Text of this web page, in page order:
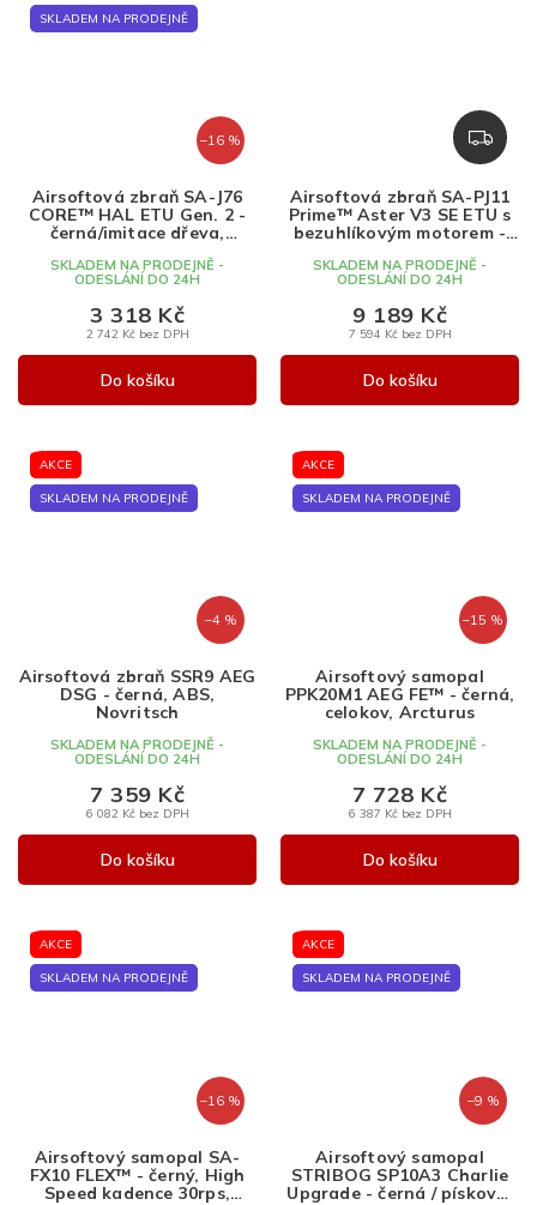
SKLADEM NA PRODEJNĚ
–16 %
Airsoftová zbraň SA-J76
CORE™ HAL ETU Gen. 2 -
černá/imitace dřeva,
SKLADEM NA PRODEJNĚ -
ODESLÁNÍ DO 24H
2 742 Kč bez DPH
3 318 Kč
Do košíku
Z
D
R
M
Airsoftová zbraň SA-PJ11
Prime™ Aster V3 SE ETU s
bezuhlíkovým motorem -
PJ11
SKLADEM NA PRODEJNĚ -
ODESLÁNÍ DO 24H
7 594 Kč bez DPH
9 189 Kč
Do košíku
AKCE
SKLADEM NA PRODEJNĚ
–4 %
Airsoftová zbraň SSR9 AEG
DSG - černá, ABS,
Novritsch
SKLADEM NA PRODEJNĚ -
ODESLÁNÍ DO 24H
6 082 Kč bez DPH
7 359 Kč
Do košíku
AKCE
SKLADEM NA PRODEJNĚ
–15 %
Airsoftový samopal
PPK20M1 AEG FE™ - černá,
celokov, Arcturus
SKLADEM NA PRODEJNĚ -
ODESLÁNÍ DO 24H
6 387 Kč bez DPH
7 728 Kč
Do košíku
AKCE
SKLADEM NA PRODEJNĚ
–16 %
Airsoftový samopal SA-
FX10 FLEX™ - černý, High
Speed kadence 30rps,
AKCE
SKLADEM NA PRODEJNĚ
–9 %
Airsoftový samopal
STRIBOG SP10A3 Charlie
Upgrade - černá / písková,